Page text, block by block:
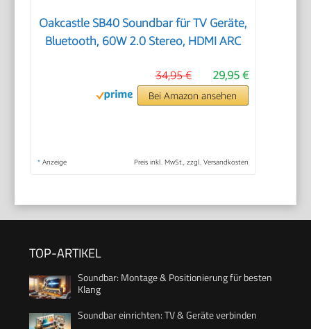
Oakcastle SB40 Soundbar für TV Geräte,
Bluetooth, 60W 2.0 Stereo, HDMI ARC
29,95 €
34,95 €
Bei Amazon ansehen
* Anzeige Preis inkl. MwSt., zzgl. Versandkosten
TOP-ARTIKEL
Soundbar: Montage & Positionierung für besten
Klang
Soundbar einrichten: TV & Geräte verbinden